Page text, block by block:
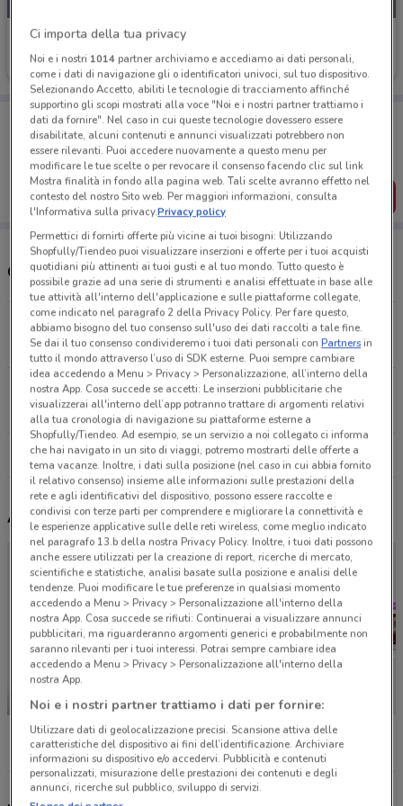
Libraccio
Scade il 30/08
Porta DoveConviene sempre con te!
Puoi trovare le migliori offerte dei negozi vicino a te,
salvarle e creare la tua lista del risparmio, comodamente
dal tuo cellulare.
SCARICA L’APP
Orari Libraccio e negozi
Via Nazionale 254 Roma
4.8 km
CHIUSO
Via Trattati di Roma Gravellona Toce
4.8 km
APERTO
Tutti i negozi Libraccio
Altri volantini nelle vicinanze
SCADE OGGI
Unieuro Euronics
Ci importa della tua privacy
Noi e i nostri 1014partner archiviamo e accediamo ai dati personali,
come i dati di navigazione gli o identificatori univoci, sul tuo dispositivo.
Selezionando Accetto, abiliti le tecnologie di tracciamento affinché
supportino gli scopi mostrati alla voce "Noi e i nostri partner trattiamo i
dati da fornire". Nel caso in cui queste tecnologie dovessero essere
disabilitate, alcuni contenuti e annunci visualizzati potrebbero non
essere rilevanti. Puoi accedere nuovamente a questo menu per
modificare le tue scelte o per revocare il consenso facendo clic sul link
Mostra finalità in fondo alla pagina web. Tali scelte avranno effetto nel
contesto del nostro Sito web. Per maggiori informazioni, consulta
l'Informativa sulla privacy.Privacy policy
Permettici di fornirti offerte più vicine ai tuoi bisogni: Utilizzando
Shopfully/Tiendeo puoi visualizzare inserzioni e offerte per i tuoi acquisti
quotidiani più attinenti ai tuoi gusti e al tuo mondo. Tutto questo è
possibile grazie ad una serie di strumenti e analisi effettuate in base alle
tue attività all'interno dell'applicazione e sulle piattaforme collegate,
come indicato nel paragrafo 2 della Privacy Policy. Per fare questo,
abbiamo bisogno del tuo consenso sull'uso dei dati raccolti a tale fine.
Se dai il tuo consenso condivideremo i tuoi dati personali conPartnersin
tutto il mondo attraverso l’uso di SDK esterne. Puoi sempre cambiare
idea accedendo a Menu > Privacy > Personalizzazione, all’interno della
nostra App. Cosa succede se accetti: Le inserzioni pubblicitarie che
visualizzerai all'interno dell’app potranno trattare di argomenti relativi
alla tua cronologia di navigazione su piattaforme esterne a
Shopfully/Tiendeo. Ad esempio, se un servizio a noi collegato ci informa
che hai navigato in un sito di viaggi, potremo mostrarti delle offerte a
tema vacanze. Inoltre, i dati sulla posizione (nel caso in cui abbia fornito
il relativo consenso) insieme alle informazioni sulle prestazioni della
rete e agli identificativi del dispositivo, possono essere raccolte e
condivisi con terze parti per comprendere e migliorare la connettività e
le esperienze applicative sulle delle reti wireless, come meglio indicato
nel paragrafo 13.b della nostra Privacy Policy. Inoltre, i tuoi dati possono
anche essere utilizzati per la creazione di report, ricerche di mercato,
scientifiche e statistiche, analisi basate sulla posizione e analisi delle
tendenze. Puoi modificare le tue preferenze in qualsiasi momento
accedendo a Menu > Privacy > Personalizzazione all'interno della
nostra App. Cosa succede se rifiuti: Continuerai a visualizzare annunci
pubblicitari, ma riguarderanno argomenti generici e probabilmente non
saranno rilevanti per i tuoi interessi. Potrai sempre cambiare idea
accedendo a Menu > Privacy > Personalizzazione all'interno della
nostra App.
Noi e i nostri partner trattiamo i dati per fornire:
Utilizzare dati di geolocalizzazione precisi. Scansione attiva delle
caratteristiche del dispositivo ai fini dell’identificazione. Archiviare
informazioni su dispositivo e/o accedervi. Pubblicità e contenuti
personalizzati, misurazione delle prestazioni dei contenuti e degli
annunci, ricerche sul pubblico, sviluppo di servizi.